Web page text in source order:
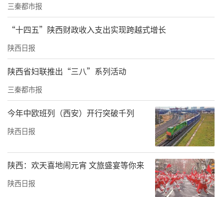
教练赵亮说，今年1月2日上午9时，商州区9家
驾校七八十名教练，被通知前往正祥驾校二楼
开会，“会议室飞翔、正祥、新潮3家驾校负责
人组织的，他们公开宣读了工资的计算新标
准。”
“以前每月带学员，学员通过科二科三考试，
会给教练提成。”赵亮举例道，“10个人以
下，每人50元；10人至14人通过考试，每人80
元；超过14人通过考试，每人100元。”如今，
这笔提成几乎打对折，而合格率也有了65%的
三秦都市报
“十四五”陕西财政收入支出实现跨越式增长
陕西日报
陕西省妇联推出“三八”系列活动
三秦都市报
今年中欧班列（西安）开行突破千列
陕西日报
陕西：欢天喜地闹元宵 文旅盛宴等你来
陕西日报